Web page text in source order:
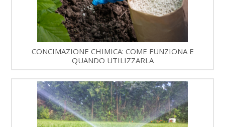
CONCIMAZIONE CHIMICA: COME FUNZIONA E
QUANDO UTILIZZARLA